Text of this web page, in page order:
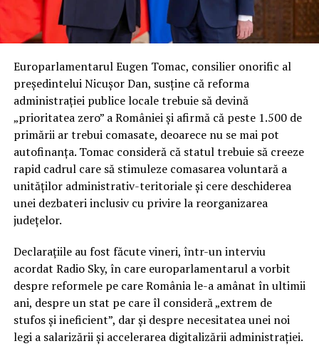
Europarlamentarul Eugen Tomac, consilier onorific al
președintelui Nicușor Dan, susține că reforma
administrației publice locale trebuie să devină
„prioritatea zero” a României și afirmă că peste 1.500 de
primării ar trebui comasate, deoarece nu se mai pot
autofinanța. Tomac consideră că statul trebuie să creeze
rapid cadrul care să stimuleze comasarea voluntară a
unităților administrativ-teritoriale și cere deschiderea
unei dezbateri inclusiv cu privire la reorganizarea
județelor.
Declarațiile au fost făcute vineri, într-un interviu
acordat Radio Sky, în care europarlamentarul a vorbit
despre reformele pe care România le-a amânat în ultimii
ani, despre un stat pe care îl consideră „extrem de
stufos și ineficient”, dar și despre necesitatea unei noi
legi a salarizării și accelerarea digitalizării administrației.